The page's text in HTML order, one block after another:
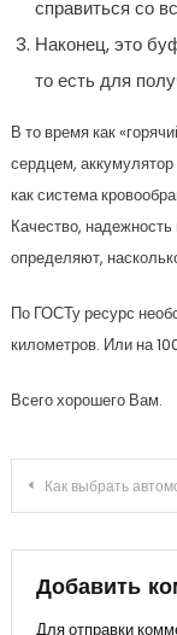
справиться со
Наконец, это
то есть для
В то время как
сердцем,
как система
Качество,
определяют,
По ГОСТу ресурс
километров. Или на
Всего хорошего Вам.
записям
Как выбрать автомобильную
Добавить
Для отправки